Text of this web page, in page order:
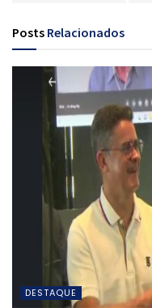
Posts Relacionados
DESTAQUE